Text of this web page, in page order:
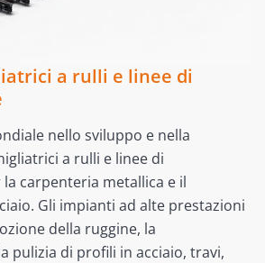
a rulli e linee di
nello sviluppo e nella
a rulli e linee di
carpenteria metallica e il
Gli impianti ad alte prestazioni
della ruggine, la
pulizia di profili in acciaio, travi,